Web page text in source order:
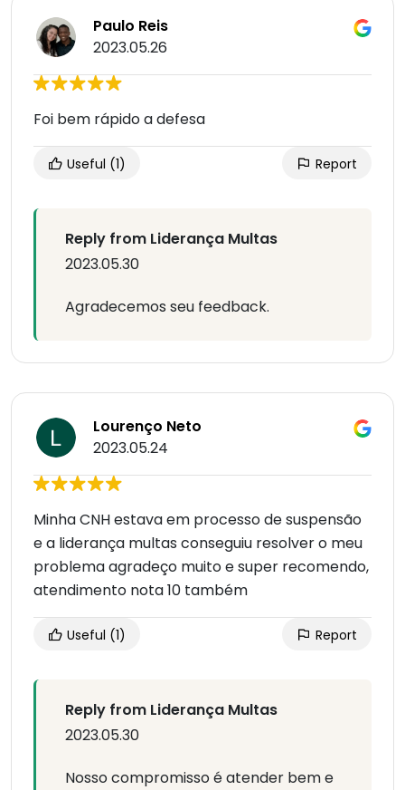
Paulo Reis
2023.05.26
Foi bem rápido a defesa
Useful (1) Report
Reply from Liderança Multas
2023.05.30
Agradecemos seu feedback.
Lourenço Neto
2023.05.24
Minha CNH estava em processo de suspensão
e a liderança multas conseguiu resolver o meu
problema agradeço muito e super recomendo,
atendimento nota 10 também
Useful (1) Report
Reply from Liderança Multas
2023.05.30
Nosso compromisso é atender bem e